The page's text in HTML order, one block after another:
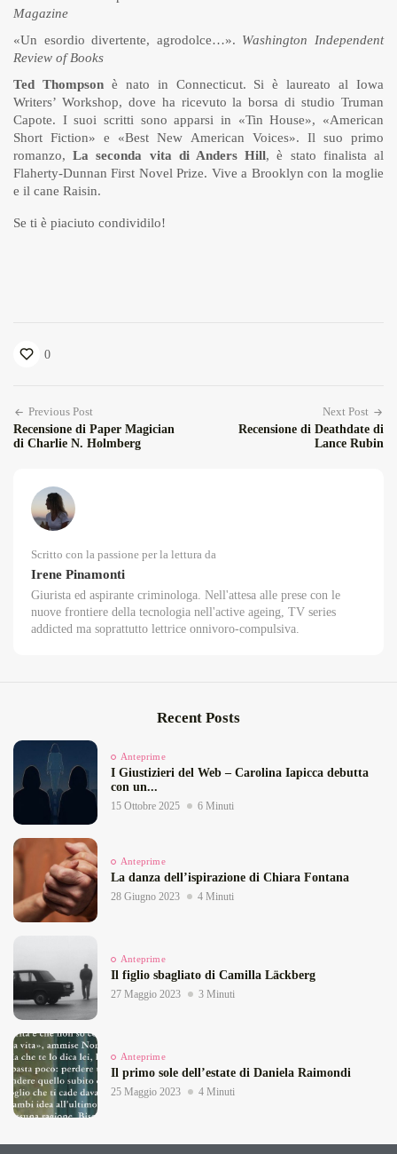
Magazine
«Un esordio divertente, agrodolce…». Washington Independent
Review of Books
Ted Thompsonè nato in Connecticut. Si è laureato al Iowa
Writers’ Workshop, dove ha ricevuto la borsa di studio Truman
Capote. I suoi scritti sono apparsi in «Tin House», «American
Short Fiction» e «Best New American Voices». Il suo primo
romanzo,La seconda vita di Anders Hill, è stato finalista al
Flaherty-Dunnan First Novel Prize. Vive a Brooklyn con la moglie
e il cane Raisin.
Se ti è piaciuto condividilo!
0
Previous Post
Recensione di Paper Magician
di Charlie N. Holmberg
Next Post
Recensione di Deathdate di
Lance Rubin
Scritto con la passione per la lettura da
Irene Pinamonti
Giurista ed aspirante criminologa. Nell'attesa alle prese con le
nuove frontiere della tecnologia nell'active ageing, TV series
addicted ma soprattutto lettrice onnivoro-compulsiva.
Recent Posts
Anteprime
I Giustizieri del Web – Carolina Iapicca debutta
con un...
15 Ottobre 2025 6 Minuti
Anteprime
La danza dell’ispirazione di Chiara Fontana
28 Giugno 2023 4 Minuti
Anteprime
Il figlio sbagliato di Camilla Läckberg
27 Maggio 2023 3 Minuti
Anteprime
Il primo sole dell’estate di Daniela Raimondi
25 Maggio 2023 4 Minuti